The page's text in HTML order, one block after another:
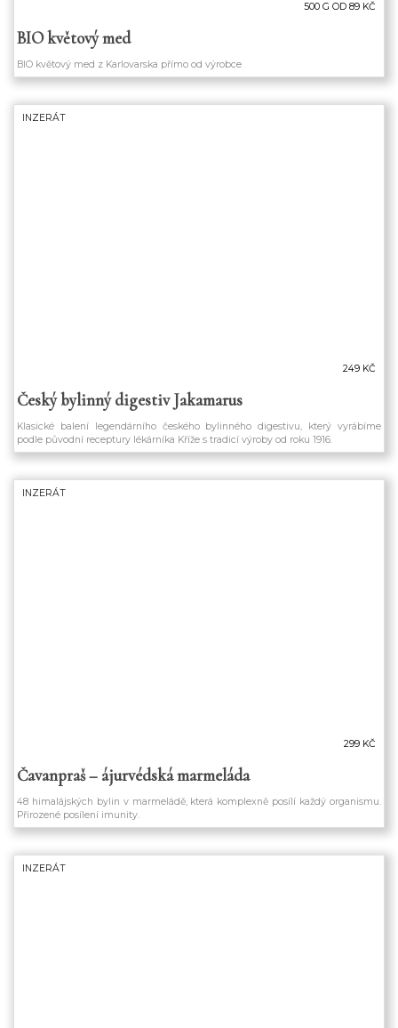
500 G OD 89 KČ
BIO květový med
BIO květový med z Karlovarska přímo od výrobce
INZERÁT
249 KČ
Český bylinný digestiv Jakamarus
Klasické balení legendárního českého bylinného digestivu, který vyrábíme
podle původní receptury lékárníka Kříže s tradicí výroby od roku 1916.
INZERÁT
299 KČ
Čavanpraš – ájurvédská marmeláda
48 himalájských bylin v marmeládě, která komplexně posílí každý organismu.
Přirozené posílení imunity.
INZERÁT